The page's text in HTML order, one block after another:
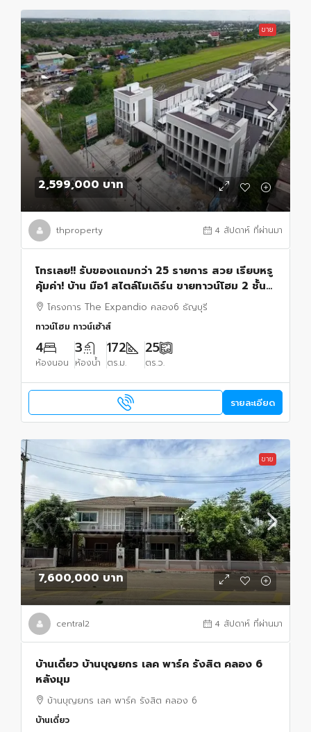
ขาย
2,599,000 บาท
thproperty 4 สัปดาห์ ที่ผ่านมา
โทรเลย!! รับของแถมกว่า 25 รายการ สวย เรียบหรู
คุ้มค่า! บ้าน มือ1 สไตล์โมเดิร์น ขายทาวน์โฮม 2 ชั้น
โครงการ Expandio คลอง 6 ทำเลดี
โครงการ The Expandio คลอง6 ธัญบุรี
ทาวน์โฮม ทาวน์เฮ้าส์
4
ห้องนอน
3
ห้องน้ำ
172
ตร.ม.
25
ตร.ว.
รายละเอียด
ขาย
7,600,000 บาท
central2 4 สัปดาห์ ที่ผ่านมา
บ้านเดี่ยว บ้านบุญยกร เลค พาร์ค รังสิต คลอง 6
หลังมุม
บ้านบุญยกร เลค พาร์ค รังสิต คลอง 6
บ้านเดี่ยว